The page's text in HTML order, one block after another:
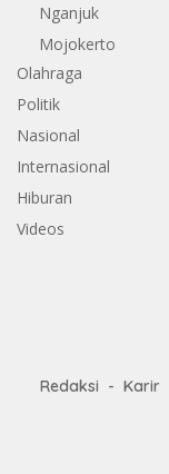
Nganjuk
Mojokerto
Olahraga
Politik
Nasional
Internasional
Hiburan
Videos
Redaksi Karir